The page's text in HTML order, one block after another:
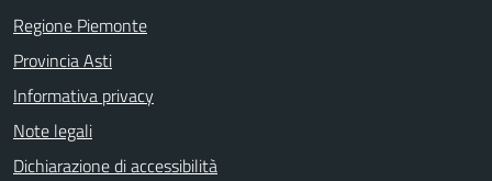
Regione Piemonte
Provincia Asti
Informativa privacy
Note legali
Dichiarazione di accessibilità